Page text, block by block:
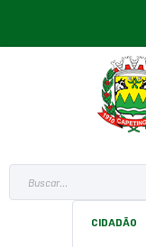
Buscar...
CIDADÃO